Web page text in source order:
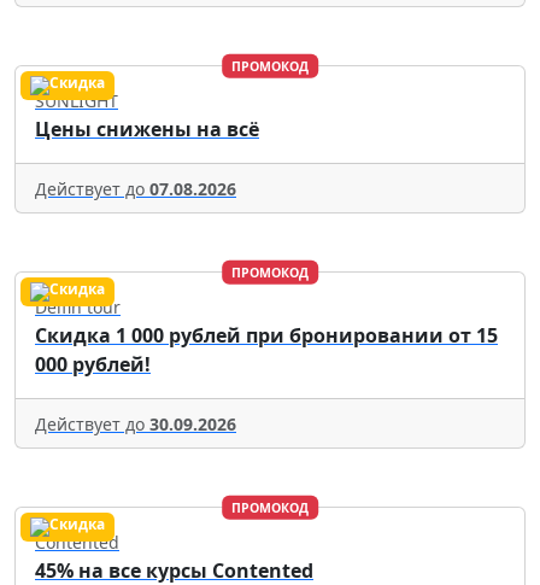
ПРОМОКОД
SUNLIGHT
Цены снижены на всё
Действует до 07.08.2026
ПРОМОКОД
Delfin tour
Скидка 1 000 рублей при бронировании от 15
000 рублей!
Действует до 30.09.2026
ПРОМОКОД
Contented
45% на все курсы Contented